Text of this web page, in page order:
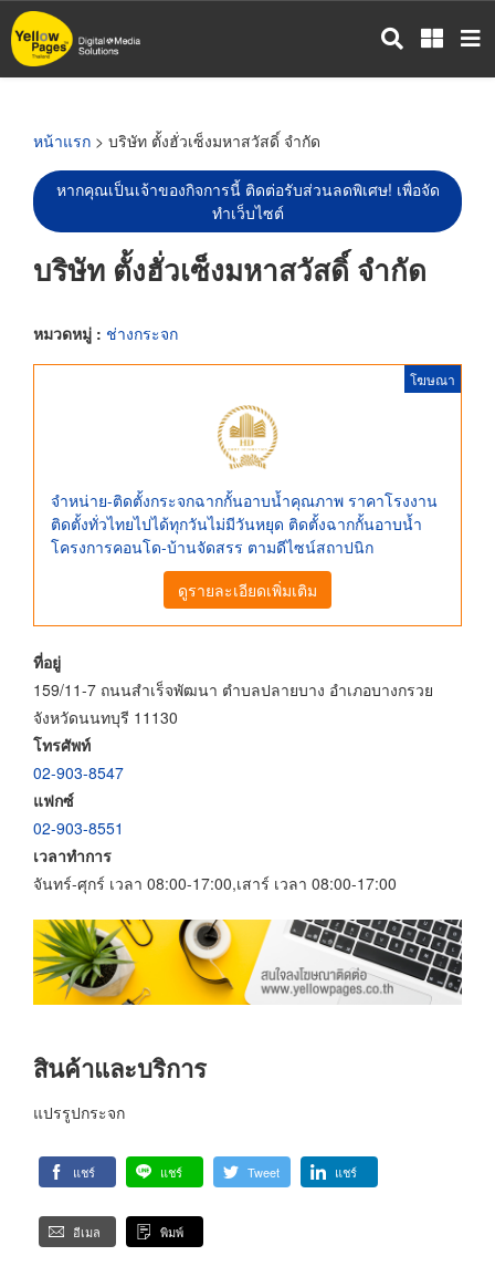
ข้าม
ไป
หน้าแรก > บริษัท ตั้งฮั่วเซ็งมหาสวัสดิ์ จำกัด
หากคุณเป็นเจ้าของกิจการนี้ ติดต่อรับส่วนลดพิเศษ! เพื่อจัด
ทำเว็บไซต์
บริษัท ตั้งฮั่วเซ็งมหาสวัสดิ์ จำกัด
หมวดหมู่ : ช่างกระจก
โฆษณา
จำหน่าย-ติดตั้งกระจกฉากกั้นอาบน้ำคุณภาพ ราคาโรงงาน
ติดตั้งทั่วไทยไปได้ทุกวันไม่มีวันหยุด ติดตั้งฉากกั้นอาบน้ำ
โครงการคอนโด-บ้านจัดสรร ตามดีไซน์สถาปนิก
ดูรายละเอียดเพิ่มเติม
ที่อยู่
159/11-7 ถนนสำเร็จพัฒนา ตำบลปลายบาง อำเภอบางกรวย
จังหวัดนนทบุรี 11130
โทรศัพท์
02-903-8547
แฟกซ์
02-903-8551
เวลาทำการ
จันทร์-ศุกร์ เวลา 08:00-17:00,เสาร์ เวลา 08:00-17:00
สินค้าและบริการ
แปรรูปกระจก
แชร์ แชร์ Tweet แชร์
อีเมล พิมพ์